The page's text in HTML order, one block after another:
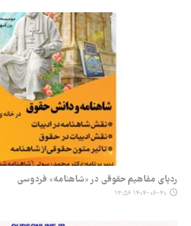
ردپای مفاهیم حقوقی در «شاهنامه» فردوسی
۱۴۰۴-۰۶-۳۰ ۱۳:۵۶